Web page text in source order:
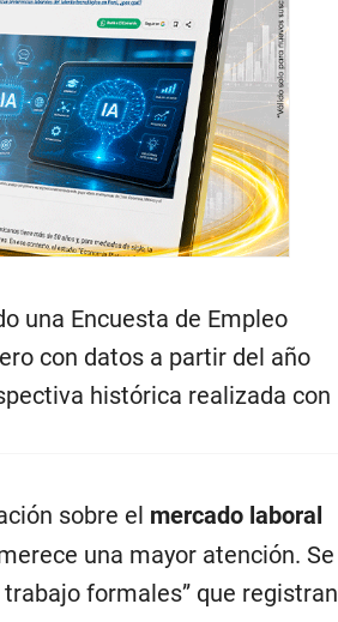
una Encuesta de Empleo
con datos a partir del año
histórica realizada con
sobre el mercado laboral
una mayor atención. Se
formales” que registran